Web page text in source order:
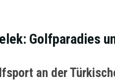
Golfparadies
an der